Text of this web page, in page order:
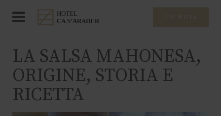
LA SALSA MAHONESA,
ORIGINE, STORIA E
RICETTA